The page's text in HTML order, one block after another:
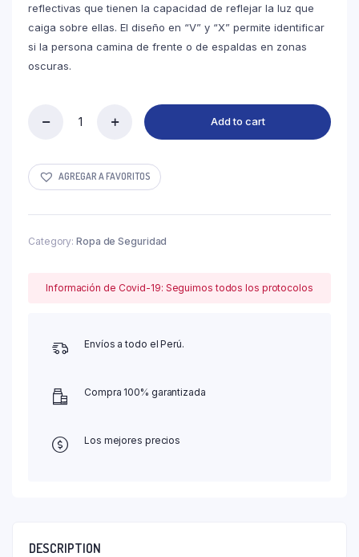
reflectivas que tienen la capacidad de reflejar la luz que
caiga sobre ellas. El diseño en “V” y “X” permite identificar
si la persona camina de frente o de espaldas en zonas
oscuras.
CRUCETAS
quantity
Add to cart
AGREGAR A FAVORITOS
Category: Ropa de Seguridad
Información de Covid-19: Seguimos todos los protocolos
Envíos a todo el Perú.
Compra 100% garantizada
Los mejores precios
DESCRIPTION